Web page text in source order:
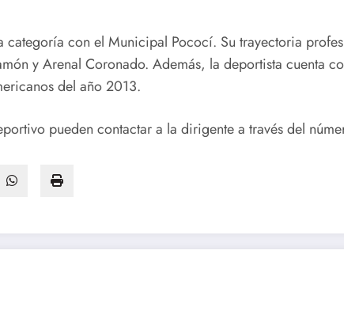
con el Municipal Pococí. Su trayectoria
y Arenal Coronado. Además, la deportista cuenta
del año 2013.
pueden contactar a la dirigente a través del